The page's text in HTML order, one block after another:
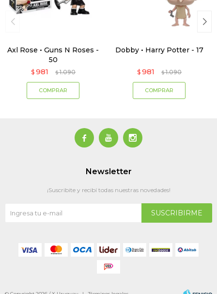
Axl Rose • Guns N Roses -
50
$ 981 $ 1.090
Dobby • Harry Potter - 17
$ 981 $ 1.090
  
Newsletter
¡Suscribite y recibí todas nuestras novedades!
SUSCRIBIRME